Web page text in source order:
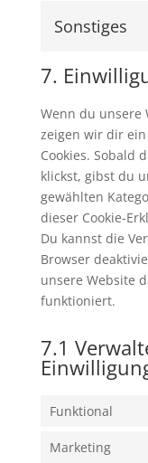
Sonstiges
7.
Wenn du unsere
zeigen wir dir
Cookies. Sobald
klickst, gibst du
gewählten
dieser Cookie-
Du kannst die
Browser
unsere Website
funktioniert.
7.1
Funktional
Marketing